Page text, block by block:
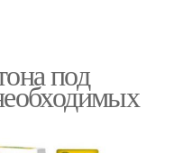
под